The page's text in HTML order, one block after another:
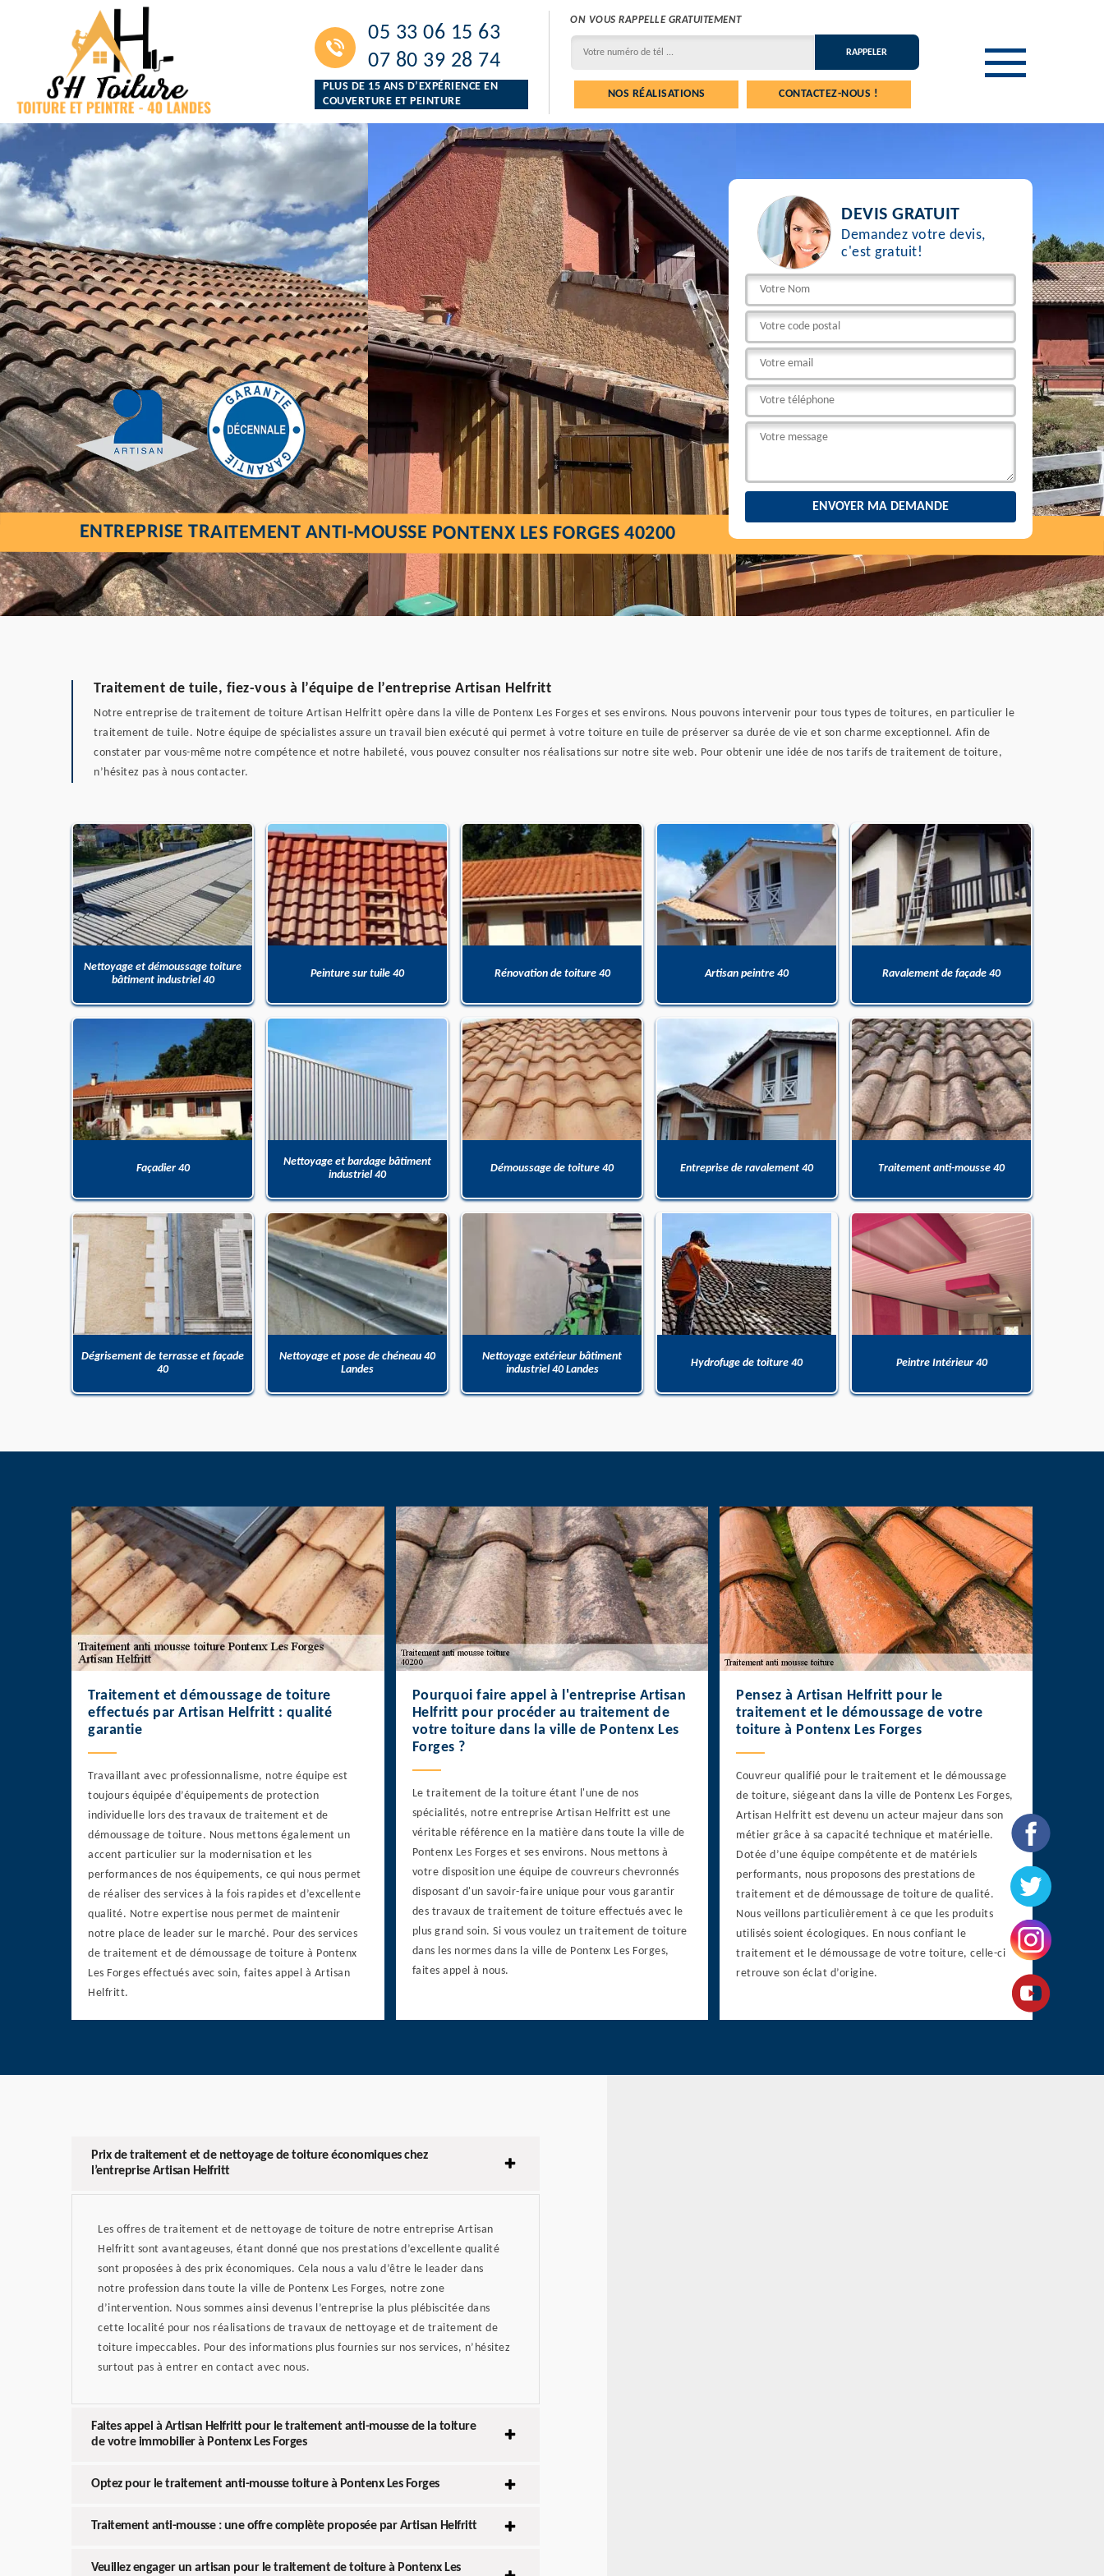
05 33 06 15 63
07 80 39 28 74
PLUS DE 15 ANS D’EXPÉRIENCE EN
COUVERTURE ET PEINTURE
ON VOUS RAPPELLE GRATUITEMENT
NOS RÉALISATIONS CONTACTEZ-NOUS !
DEVIS GRATUIT
Demandez votre devis,
c'est gratuit!
ENTREPRISE TRAITEMENT ANTI-MOUSSE PONTENX LES FORGES 40200
Traitement de tuile, fiez-vous à l’équipe de l’entreprise Artisan Helfritt
Notre entreprise de traitement de toiture Artisan Helfritt opère dans la ville de Pontenx Les Forges et ses environs. Nous pouvons intervenir pour tous types de toitures, en particulier le
traitement de tuile. Notre équipe de spécialistes assure un travail bien exécuté qui permet à votre toiture en tuile de préserver sa durée de vie et son charme exceptionnel. Afin de
constater par vous-même notre compétence et notre habileté, vous pouvez consulter nos réalisations sur notre site web. Pour obtenir une idée de nos tarifs de traitement de toiture,
n’hésitez pas à nous contacter.
Nettoyage et démoussage toiture
bâtiment industriel 40
Peinture sur tuile 40 Rénovation de toiture 40 Artisan peintre 40 Ravalement de façade 40
Façadier 40
Nettoyage et bardage bâtiment
industriel 40
Démoussage de toiture 40 Entreprise de ravalement 40 Traitement anti-mousse 40
Dégrisement de terrasse et façade
40
Nettoyage et pose de chéneau 40
Landes
Nettoyage extérieur bâtiment
industriel 40 Landes
Hydrofuge de toiture 40 Peintre Intérieur 40
Traitement et démoussage de toiture
effectués par Artisan Helfritt : qualité
garantie
Travaillant avec professionnalisme, notre équipe est
toujours équipée d’équipements de protection
individuelle lors des travaux de traitement et de
démoussage de toiture. Nous mettons également un
accent particulier sur la modernisation et les
performances de nos équipements, ce qui nous permet
de réaliser des services à la fois rapides et d’excellente
qualité. Notre expertise nous permet de maintenir
notre place de leader sur le marché. Pour des services
de traitement et de démoussage de toiture à Pontenx
Les Forges effectués avec soin, faites appel à Artisan
Helfritt.
Pourquoi faire appel à l'entreprise Artisan
Helfritt pour procéder au traitement de
votre toiture dans la ville de Pontenx Les
Forges ?
Le traitement de la toiture étant l'une de nos
spécialités, notre entreprise Artisan Helfritt est une
véritable référence en la matière dans toute la ville de
Pontenx Les Forges et ses environs. Nous mettons à
votre disposition une équipe de couvreurs chevronnés
disposant d'un savoir-faire unique pour vous garantir
des travaux de traitement de toiture effectués avec le
plus grand soin. Si vous voulez un traitement de toiture
dans les normes dans la ville de Pontenx Les Forges,
faites appel à nous.
Pensez à Artisan Helfritt pour le
traitement et le démoussage de votre
toiture à Pontenx Les Forges
Couvreur qualifié pour le traitement et le démoussage
de toiture, siégeant dans la ville de Pontenx Les Forges,
Artisan Helfritt est devenu un acteur majeur dans son
métier grâce à sa capacité technique et matérielle.
Dotée d’une équipe compétente et de matériels
performants, nous proposons des prestations de
traitement et de démoussage de toiture de qualité.
Nous veillons particulièrement à ce que les produits
utilisés soient écologiques. En nous confiant le
traitement et le démoussage de votre toiture, celle-ci
retrouve son éclat d’origine.
Prix de traitement et de nettoyage de toiture économiques chez
l’entreprise Artisan Helfritt
Les offres de traitement et de nettoyage de toiture de notre entreprise Artisan
Helfritt sont avantageuses, étant donné que nos prestations d’excellente qualité
sont proposées à des prix économiques. Cela nous a valu d’être le leader dans
notre profession dans toute la ville de Pontenx Les Forges, notre zone
d’intervention. Nous sommes ainsi devenus l’entreprise la plus plébiscitée dans
cette localité pour nos réalisations de travaux de nettoyage et de traitement de
toiture impeccables. Pour des informations plus fournies sur nos services, n’hésitez
surtout pas à entrer en contact avec nous.
Faites appel à Artisan Helfritt pour le traitement anti-mousse de la toiture
de votre immobilier à Pontenx Les Forges
Optez pour le traitement anti-mousse toiture à Pontenx Les Forges
Traitement anti-mousse : une offre complète proposée par Artisan Helfritt
Veuillez engager un artisan pour le traitement de toiture à Pontenx Les